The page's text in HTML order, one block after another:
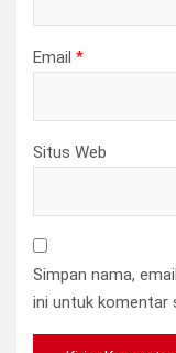
Email *
Situs Web
Simpan nama,
ini untuk komentar